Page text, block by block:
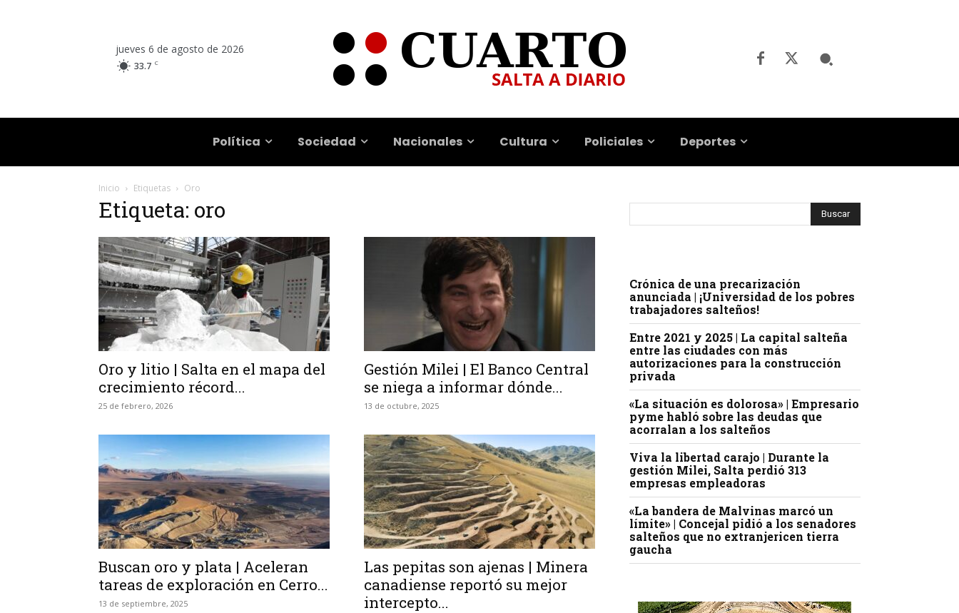
jueves 6 de agosto de 2026
33.7 C
Política Sociedad Nacionales Cultura Policiales Deportes
Inicio Etiquetas Oro
Etiqueta: oro
Oro y litio | Salta en el mapa del
crecimiento récord...
25 de febrero, 2026
Gestión Milei | El Banco Central
se niega a informar dónde...
13 de octubre, 2025
Buscan oro y plata | Aceleran
tareas de exploración en Cerro...
13 de septiembre, 2025
Las pepitas son ajenas | Minera
canadiense reportó su mejor
intercepto...
Crónica de una precarización
anunciada | ¡Universidad de los pobres
trabajadores salteños!
Entre 2021 y 2025 | La capital salteña
entre las ciudades con más
autorizaciones para la construcción
privada
«La situación es dolorosa» | Empresario
pyme habló sobre las deudas que
acorralan a los salteños
Viva la libertad carajo | Durante la
gestión Milei, Salta perdió 313
empresas empleadoras
«La bandera de Malvinas marcó un
límite» | Concejal pidió a los senadores
salteños que no extranjericen tierra
gaucha